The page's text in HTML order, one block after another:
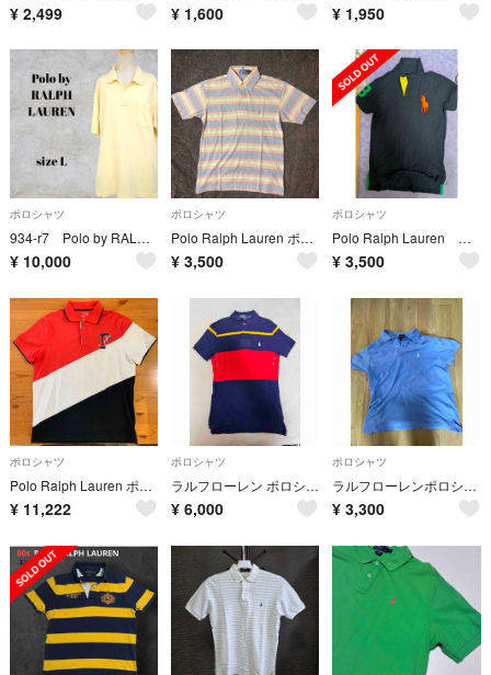
¥ 2,499 ¥ 1,600 ¥ 1,950
ポロシャツ
934-r7 Polo by RALPH LAUREN ポロシャツ L イエロー
¥ 10,000
ポロシャツ
Polo Ralph Lauren ポロシャツ メンズ Sサイズ （日本S～M）
¥ 3,500
ポロシャツ
Polo Ralph Lauren ポロ ビッグポニー ポロシャツ
¥ 3,500
ポロシャツ
Polo Ralph Lauren ポロシャツ 新品
¥ 11,222
ポロシャツ
ラルフローレン ポロシャツ
¥ 6,000
ポロシャツ
ラルフローレンポロシャツXL
¥ 3,300